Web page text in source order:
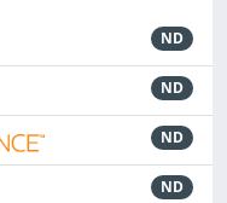
ND
ND
ND
ND